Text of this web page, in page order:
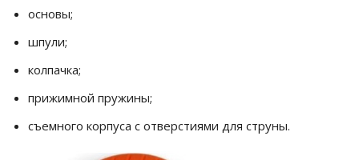
основы;
шпули;
колпачка;
прижимной пружины;
съемного корпуса с отверстиями для струны.